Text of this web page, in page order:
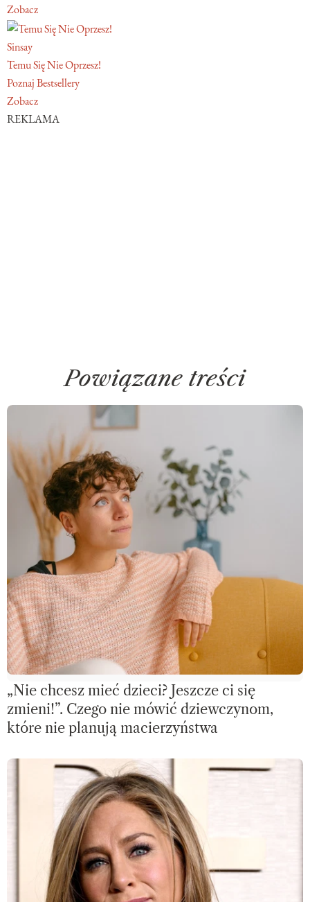
Zobacz
Sinsay
Temu Się Nie Oprzesz!
Poznaj Bestsellery
Zobacz
REKLAMA
Powiązane treści
„Nie chcesz mieć dzieci? Jeszcze ci się
zmieni!”. Czego nie mówić dziewczynom,
które nie planują macierzyństwa